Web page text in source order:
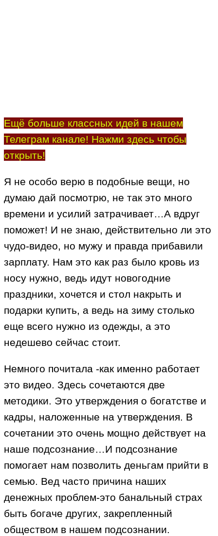
Ещё больше классных идей в нашем
Телеграм канале! Нажми здесь чтобы
открыть!
Я не особо верю в подобные вещи, но
думаю дай посмотрю, не так это много
времени и усилий затрачивает…А вдруг
поможет! И не знаю, действительно ли это
чудо-видео, но мужу и правда прибавили
зарплату. Нам это как раз было кровь из
носу нужно, ведь идут новогодние
праздники, хочется и стол накрыть и
подарки купить, а ведь на зиму столько
еще всего нужно из одежды, а это
недешево сейчас стоит.
Немного почитала -как именно работает
это видео. Здесь сочетаются две
методики. Это утверждения о богатстве и
кадры, наложенные на утверждения. В
сочетании это очень мощно действует на
наше подсознание…И подсознание
помогает нам позволить деньгам прийти в
семью. Вед часто причина наших
денежных проблем-это банальный страх
быть богаче других, закрепленный
обществом в нашем подсознании.